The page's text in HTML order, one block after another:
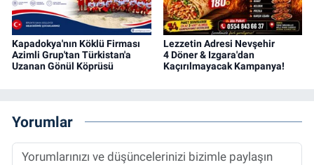
Kapadokya'nın Köklü Firması
Azimli Grup'tan Türkistan'a
Uzanan Gönül Köprüsü
Lezzetin Adresi Nevşehir
4 Döner & Izgara'dan
Kaçırılmayacak Kampanya!
Yorumlar